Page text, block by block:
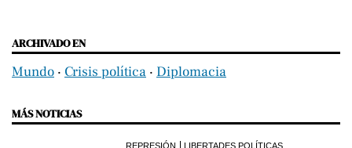
ARCHIVADO EN
Mundo ‧ Crisis política ‧ Diplomacia
MÁS NOTICIAS
REPRESIÓN LIBERTADES POLÍTICAS